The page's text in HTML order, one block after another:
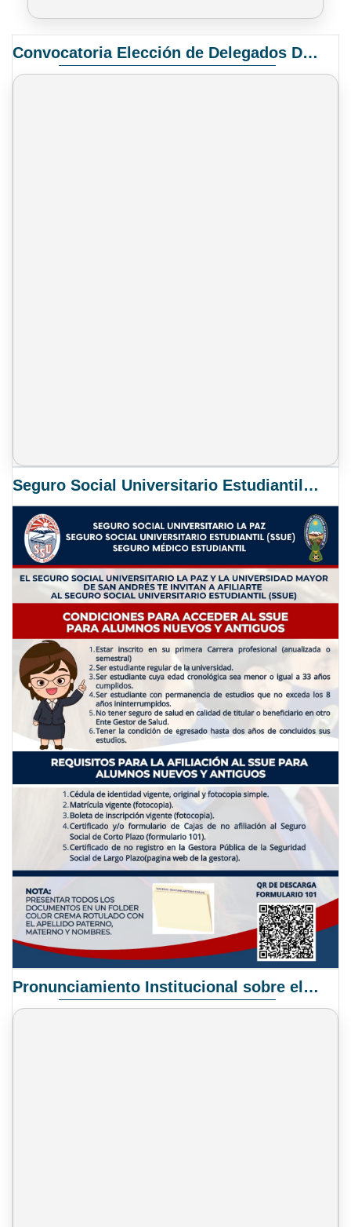
Convocatoria Elección de Delegados Docentes para el XIV Congreso Nacional de Universidades
Seguro Social Universitario Estudiantil SSUE
Pronunciamiento Institucional sobre el Proyecto de Ley N° 068/2025-2026 C.S.